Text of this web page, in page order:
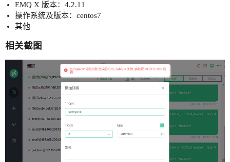
EMQ X 版本：4.2.11
操作系统及版本：centos7
其他
相关截图